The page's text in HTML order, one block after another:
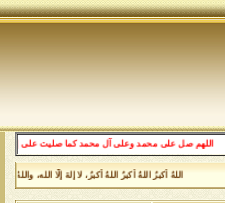
اللهم صل على محمد وعلى آل محمد كما صليت على إبراهيم
اللهُ أكبرُ اللهُ أكبرُ اللهُ أكبرُ، لا إلهَ إلَّا الله،